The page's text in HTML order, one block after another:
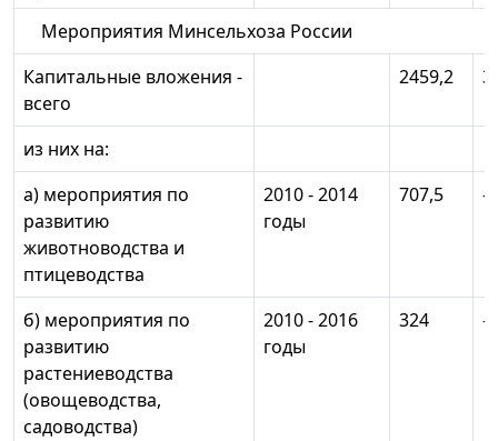
Мероприятия Минсельхоза России
Капитальные вложения -
всего
2459,2
из них на:
а) мероприятия по
развитию
животноводства и
птицеводства
2010 - 2014
годы
707,5 -
б) мероприятия по
развитию
растениеводства
(овощеводства,
садоводства)
2010 - 2016
годы
324 -